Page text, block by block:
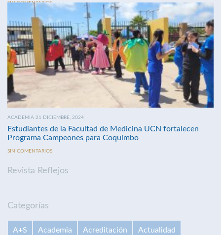
SIN COMENTARIOS
ACADEMIA 21 DICIEMBRE, 2024
Estudiantes de la Facultad de Medicina UCN fortalecen
Programa Campeones para Coquimbo
SIN COMENTARIOS
Revista Reflejos
Categorías
A+S Academia Acreditación Actualidad